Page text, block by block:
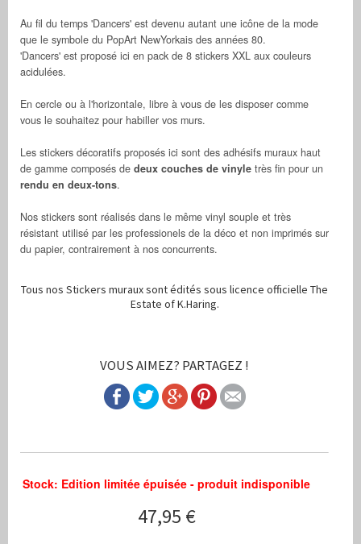
Au fil du temps 'Dancers' est devenu autant une icône de la mode
que le symbole du PopArt NewYorkais des années 80.
'Dancers' est proposé ici en pack de 8 stickers XXL aux couleurs
acidulées.
En cercle ou à l'horizontale, libre à vous de les disposer comme
vous le souhaitez pour habiller vos murs.
Les stickers décoratifs proposés ici sont des adhésifs muraux haut
de gamme composés de deux couches de vinyle très fin pour un
rendu en deux-tons.
Nos stickers sont réalisés dans le même vinyl souple et très
résistant utilisé par les professionels de la déco et non imprimés sur
du papier, contrairement à nos concurrents.
Tous nos Stickers muraux sont édités sous licence officielle The
Estate of K.Haring.
VOUS AIMEZ? PARTAGEZ !
Stock: Edition limitée épuisée - produit indisponible
47,95 €